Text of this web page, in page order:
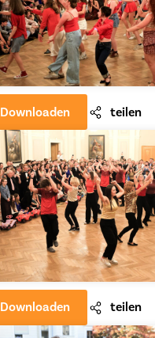
Downloaden teilen
Downloaden teilen